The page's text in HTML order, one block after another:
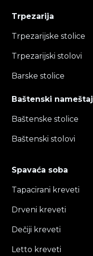
Trpezarija
Trpezarijske stolice
Trpezarijski stolovi
Barske stolice
Baštenski nameštaj
Baštenske stolice
Baštenski stolovi
Spavaća soba
Tapacirani kreveti
Drveni kreveti
Dečiji kreveti
Letto kreveti